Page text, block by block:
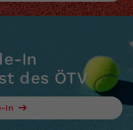
In
des ÖTV
In